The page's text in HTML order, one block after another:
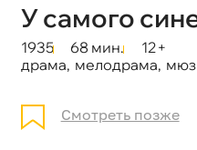
У самого
1935 68 мин.
12+
драма, мелодрама,
Смотреть позже